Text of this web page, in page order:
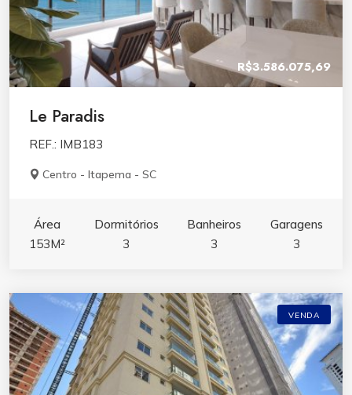
R$3.586.075,69
Le Paradis
REF.: IMB183
Centro - Itapema - SC
Área
153M²
Dormitórios
3
Banheiros
3
Garagens
3
VENDA